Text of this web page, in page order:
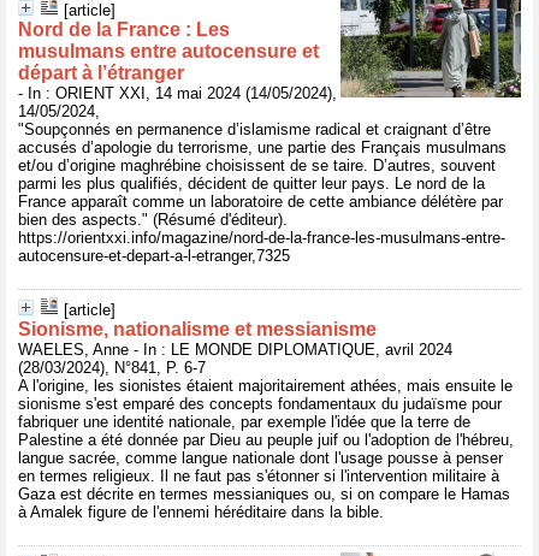
[article]
Nord de la France : Les
musulmans entre autocensure et
départ à l’étranger
- In : ORIENT XXI, 14 mai 2024 (14/05/2024),
14/05/2024,
"Soupçonnés en permanence d’islamisme radical et craignant d’être
accusés d’apologie du terrorisme, une partie des Français musulmans
et/ou d’origine maghrébine choisissent de se taire. D’autres, souvent
parmi les plus qualifiés, décident de quitter leur pays. Le nord de la
France apparaît comme un laboratoire de cette ambiance délétère par
bien des aspects." (Résumé d'éditeur).
https://orientxxi.info/magazine/nord-de-la-france-les-musulmans-entre-
autocensure-et-depart-a-l-etranger,7325
[article]
Sionisme, nationalisme et messianisme
WAELES, Anne - In : LE MONDE DIPLOMATIQUE, avril 2024
(28/03/2024), N°841, P. 6-7
A l'origine, les sionistes étaient majoritairement athées, mais ensuite le
sionisme s'est emparé des concepts fondamentaux du judaïsme pour
fabriquer une identité nationale, par exemple l'idée que la terre de
Palestine a été donnée par Dieu au peuple juif ou l'adoption de l'hébreu,
langue sacrée, comme langue nationale dont l'usage pousse à penser
en termes religieux. Il ne faut pas s'étonner si l'intervention militaire à
Gaza est décrite en termes messianiques ou, si on compare le Hamas
à Amalek figure de l'ennemi héréditaire dans la bible.